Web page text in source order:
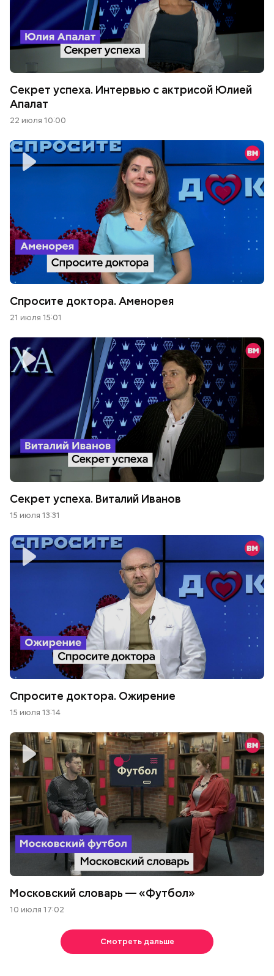
Секрет успеха. Интервью с актрисой Юлией
Апалат
22 июля 10:00
Спросите доктора. Аменорея
21 июля 15:01
Секрет успеха. Виталий Иванов
15 июля 13:31
Спросите доктора. Ожирение
15 июля 13:14
Московский словарь — «Футбол»
10 июля 17:02
Смотреть дальше